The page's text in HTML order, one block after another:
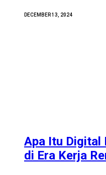
DECEMBER 13, 2024
Apa Itu Digital
di Era Kerja